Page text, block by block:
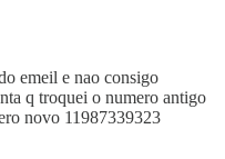
emeil e nao consigo
q troquei o numero antigo
novo 11987339323